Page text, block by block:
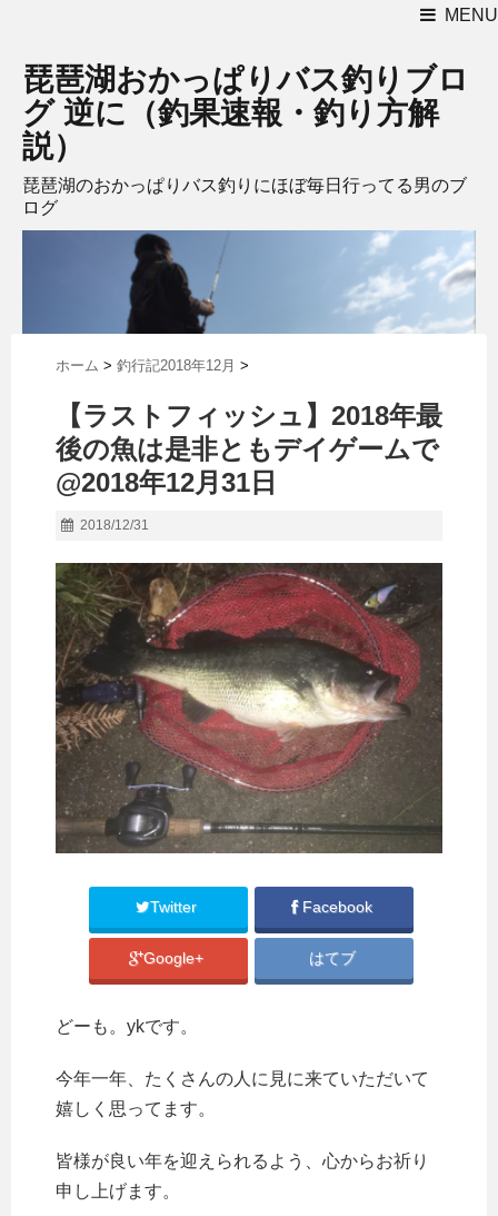
MENU
琵琶湖おかっぱりバス釣りブロ
グ 逆に（釣果速報・釣り方解
説）
琵琶湖のおかっぱりバス釣りにほぼ毎日行ってる男のブ
ログ
ホーム > 釣行記2018年12月 >
【ラストフィッシュ】2018年最
後の魚は是非ともデイゲームで
@2018年12月31日
2018/12/31
Twitter Facebook
Google+ はてブ
どーも。ykです。
今年一年、たくさんの人に見に来ていただいて
嬉しく思ってます。
皆様が良い年を迎えられるよう、心からお祈り
申し上げます。